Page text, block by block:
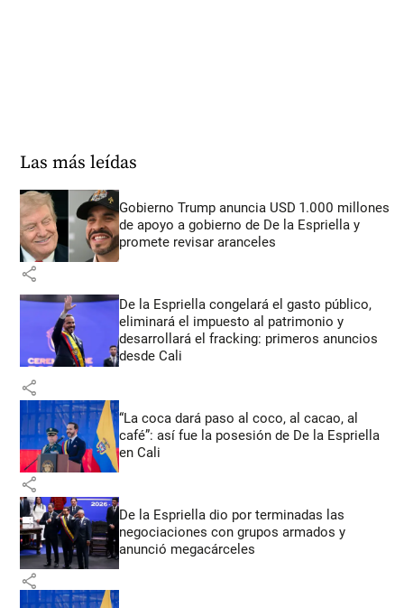
Las más leídas
Gobierno Trump anuncia USD 1.000 millones
de apoyo a gobierno de De la Espriella y
promete revisar aranceles
share
De la Espriella congelará el gasto público,
eliminará el impuesto al patrimonio y
desarrollará el fracking: primeros anuncios
desde Cali
share
“La coca dará paso al coco, al cacao, al
café”: así fue la posesión de De la Espriella
en Cali
share
De la Espriella dio por terminadas las
negociaciones con grupos armados y
anunció megacárceles
share